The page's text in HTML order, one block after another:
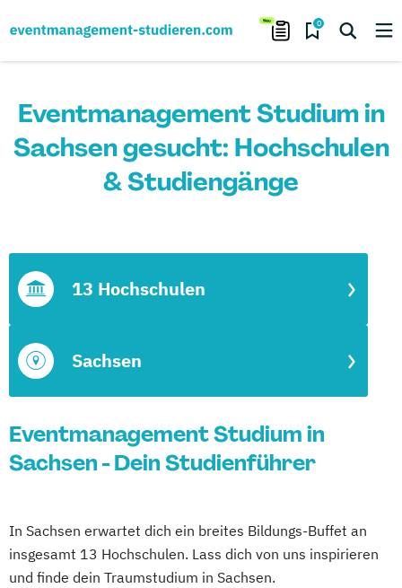
0
Eventmanagement Studium in
Sachsen gesucht: Hochschulen
& Studiengänge
Sachsen
13 Hochschulen
Eventmanagement Studium in
Sachsen - Dein Studienführer
In Sachsen erwartet dich ein breites Bildungs-Buffet an
insgesamt 13 Hochschulen. Lass dich von uns inspirieren
und finde dein Traumstudium in Sachsen.